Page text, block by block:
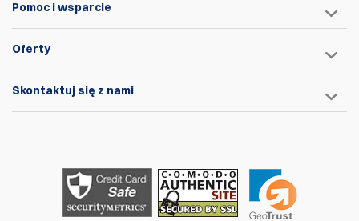
Pomoc i wsparcie
Oferty
Skontaktuj się z nami